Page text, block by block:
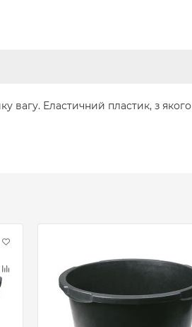
вагу. Еластичний пластик, з якого